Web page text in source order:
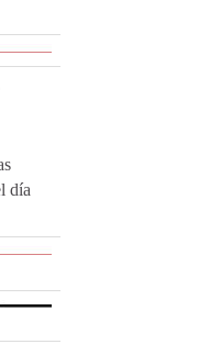
día